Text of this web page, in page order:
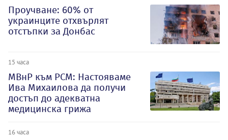
Проучване: 60% от
украинците отхвърлят
отстъпки за Донбас
15 часа
МВнР към РСМ: Настояваме
Ива Михаилова да получи
достъп до адекватна
медицинска грижа
16 часа